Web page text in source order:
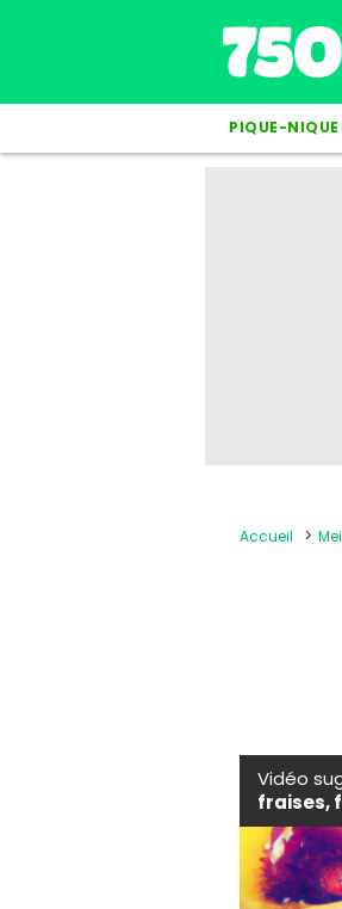
PIQUE-NIQUE
Accueil
Vidéo
fraises,